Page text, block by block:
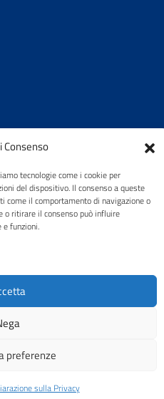
Consenso
tecnologie come i cookie per
del dispositivo. Il consenso a queste
come il comportamento di navigazione o
o ritirare il consenso può influire
funzioni.
preferenze
sulla Privacy
del sito